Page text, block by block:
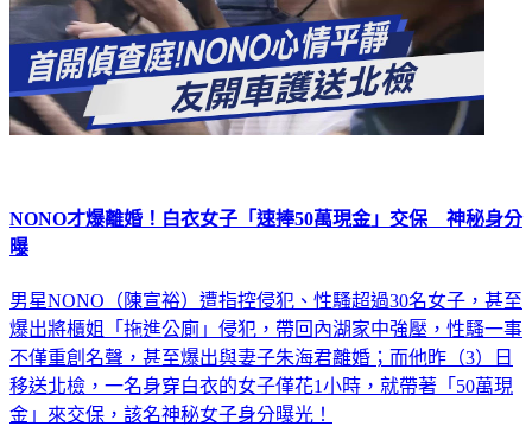
NONO才爆離婚！白衣女子「速捧50萬現金」交保 神秘身分
曝
男星NONO（陳宣裕）遭指控侵犯、性騷超過30名女子，甚至
爆出將櫃姐「拖進公廁」侵犯，帶回內湖家中強壓，性騷一事
不僅重創名聲，甚至爆出與妻子朱海君離婚；而他昨（3）日
移送北檢，一名身穿白衣的女子僅花1小時，就帶著「50萬現
金」來交保，該名神秘女子身分曝光！